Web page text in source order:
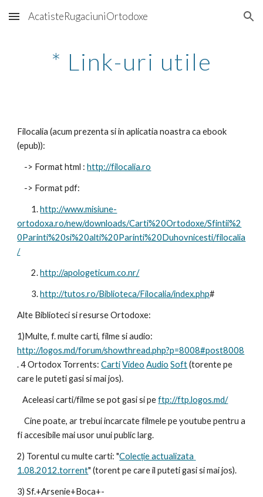
Skip to main content Skip to navigation
AcatisteRugaciuniOrtodoxe
* Link-uri utile
Filocalia (acum prezenta si in aplicatia noastra ca ebook
(epub)):
    -> Format html :
http://filocalia.ro
    -> Format pdf:
        1.
http://www.misiune-
ortodoxa.ro/new/downloads/Carti%20Ortodoxe/Sfintii%2
0Parinti%20si%20alti%20Parinti%20Duhovnicesti/filocalia
/
        2.
http://apologeticum.co.nr/
        3.
http://tutos.ro/Biblioteca/Filocalia/index.php#
Alte Biblioteci si resurse Ortodoxe:
http://logos.md/forum/showthread.php?p=8008#post8008
. 4 Ortodox Torrents: Carti Video Audio Soft (torente pe
care le puteti gasi si mai jos).
   Aceleasi carti/filme se pot gasi si pe
ftp://ftp.logos.md/
    Cine poate, ar trebui incarcate filmele pe youtube pentru a
fi accesibile mai usor unui public larg.
2) Torentul cu multe carti: "Colecție actualizata
1.08.2012.torrent" (torent pe care il puteti gasi si mai jos).
3) Sf.+Arsenie+Boca+-